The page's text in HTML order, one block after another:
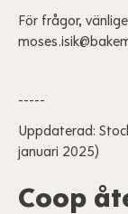
För frågor,
-----
Uppdaterad:
januari 2025)
Coop